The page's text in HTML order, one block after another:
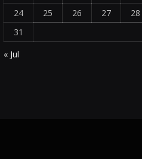
24
25 26 27 28
31
« Jul